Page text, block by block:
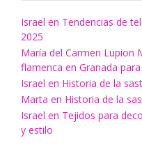
Israel en Tendencias de
2025
María del Carmen Lupion
flamenca en Granada
Israel en Historia de la
Marta en Historia de la
Israel en Tejidos para
y estilo